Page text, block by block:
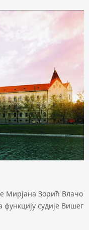
Мирјана Зорић Влачо
судије Вишег